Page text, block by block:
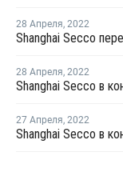
28 Апреля, 2022
Shanghai Secco
28 Апреля, 2022
27 Апреля, 2022